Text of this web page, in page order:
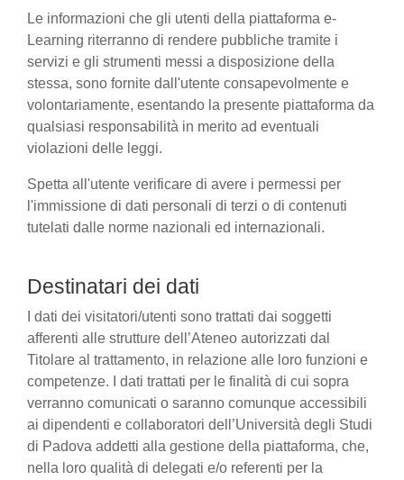
Le informazioni che gli utenti della piattaforma e-
Learning riterranno di rendere pubbliche tramite i
servizi e gli strumenti messi a disposizione della
stessa, sono fornite dall'utente consapevolmente e
volontariamente, esentando la presente piattaforma da
qualsiasi responsabilità in merito ad eventuali
violazioni delle leggi.
Spetta all'utente verificare di avere i permessi per
l'immissione di dati personali di terzi o di contenuti
tutelati dalle norme nazionali ed internazionali.
Destinatari dei dati
I dati dei visitatori/utenti sono trattati dai soggetti
afferenti alle strutture dell’Ateneo autorizzati dal
Titolare al trattamento, in relazione alle loro funzioni e
competenze. I dati trattati per le finalità di cui sopra
verranno comunicati o saranno comunque accessibili
ai dipendenti e collaboratori dell’Università degli Studi
di Padova addetti alla gestione della piattaforma, che,
nella loro qualità di delegati e/o referenti per la